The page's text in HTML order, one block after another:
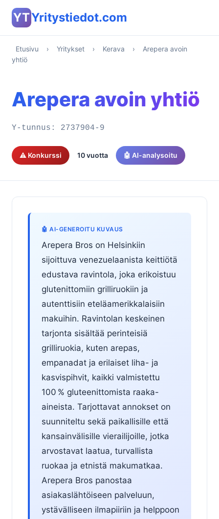
YTYritystiedot.com
Etusivu › Yritykset › Kerava ›
Arepera avoin
yhtiö
Arepera avoin yhtiö
Y-tunnus: 2737904-9
⚠️ Konkurssi 10 vuotta 🤖 AI-analysoitu
🤖 AI-GENEROITU KUVAUS
Arepera Bros on Helsinkiin
sijoittuva venezuelaanista keittiötä
edustava ravintola, joka erikoistuu
glutenittomiin grilliruokiin ja
autenttisiin eteläamerikkalaisiin
makuihin. Ravintolan keskeinen
tarjonta sisältää perinteisiä
grilliruokia, kuten arepas,
empanadat ja erilaiset liha- ja
kasvispihvit, kaikki valmistettu
100 % gluteenittomista raaka-
aineista. Tarjottavat annokset on
suunniteltu sekä paikallisille että
kansainvälisille vierailijoille, jotka
arvostavat laatua, turvallista
ruokaa ja etnistä makumatkaa.
Arepera Bros panostaa
asiakaslähtöiseen palveluun,
ystävälliseen ilmapiiriin ja helppoon